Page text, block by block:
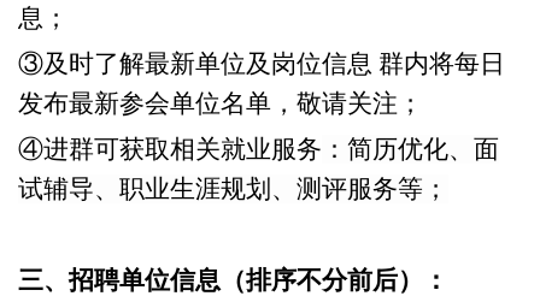
息；
③及时了解最新单位及岗位信息 群内将每日
发布最新参会单位名单，敬请关注；
④进群可获取相关就业服务 ：简历优化、面
试辅导、职业生涯规划、测评服务等；
三、招聘单位信息（排序不分前后）：